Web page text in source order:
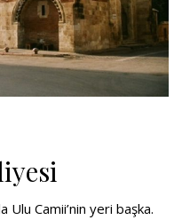
Ulu Camii’nin yeri başka.